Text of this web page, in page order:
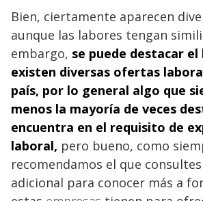
Bien, ciertamente aparecen
aunque las labores tengan
embargo, se puede destacar el
existen diversas ofertas
país, por lo general algo que
menos la mayoría de veces
encuentra en el requisito de
laboral, pero bueno, como
recomendamos el que consultes
adicional para conocer más a